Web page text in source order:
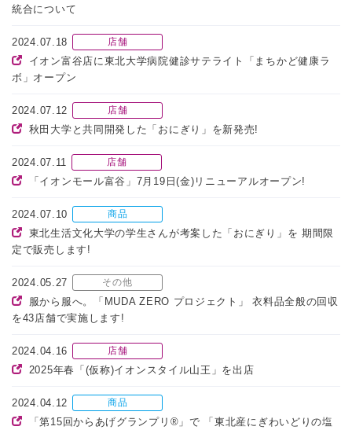
統合について
2024.07.18 店舗
イオン富谷店に東北大学病院健診サテライト「まちかど健康ラ
ボ」オープン
2024.07.12 店舗
秋田大学と共同開発した「おにぎり」を新発売!
2024.07.11 店舗
「イオンモール富谷」7月19日(金)リニューアルオープン!
2024.07.10 商品
東北生活文化大学の学生さんが考案した「おにぎり」を 期間限
定で販売します!
2024.05.27 その他
服から服へ。「MUDA ZERO プロジェクト」 衣料品全般の回収
を43店舗で実施します!
2024.04.16 店舗
2025年春「(仮称)イオンスタイル山王」を出店
2024.04.12 商品
「第15回からあげグランプリ®」で 「東北産にぎわいどりの塩